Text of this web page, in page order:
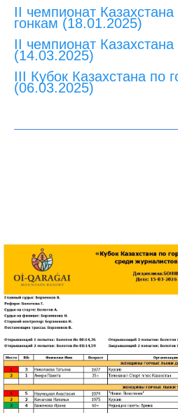
II чемпионат
гонкам (18.01.2025)
II чемпионат
(14.03.2025)
III Кубок Казахстана по
(06.03.2025)